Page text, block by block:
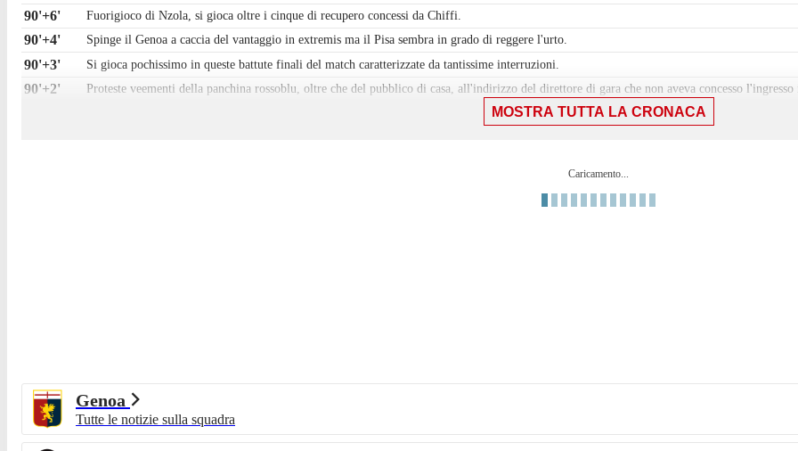
90'+6' Fuorigioco di Nzola, si gioca oltre i cinque di recupero concessi da Chiffi.
90'+4' Spinge il Genoa a caccia del vantaggio in extremis ma il Pisa sembra in grado di reggere l'urto.
90'+3' Si gioca pochissimo in queste battute finali del match caratterizzate da tantissime interruzioni.
90'+2' Proteste veementi della panchina rossoblu, oltre che del pubblico di casa, all'indirizzo del direttore di gara che non aveva concesso
Vitinha strappa il pallone a Touré col fisico, poi guadagna un fallo prezioso sull'out di sinistra.
81' OCCASIONE PISA! Palla al limite dell'area piccola per Piccinini, il centrocampista ospite ci prova due volte col destro, sempre murato
81' Torna a farsi vedere il Pisa che guadagna un corner dalla destra.
78' Cross di Martin dalla sinistra, respinto da Calabresi ma il Genoa rimane in zona offensiva con un altro cross dello spagnolo, stavolta
MOSTRA TUTTA LA CRONACA
Caricamento...
Genoa
Tutte le notizie sulla squadra